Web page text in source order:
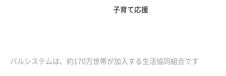
子育て応援
パルシステムは、約170万世帯が加入する生活協同組合です